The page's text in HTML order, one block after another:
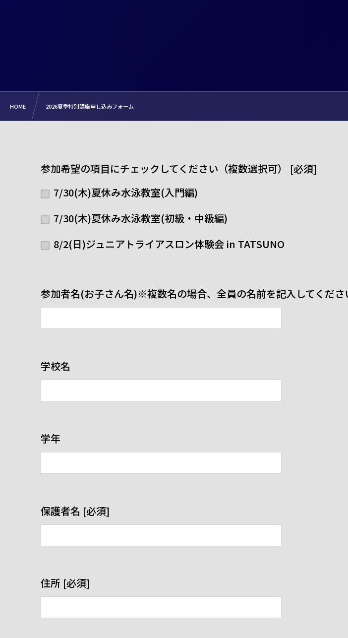
HOME 2026夏季特別講座申し込みフォーム
参加希望の項目にチェックしてください（複数選択可） [必須]
7/30(木)夏休み水泳教室(入門編)
7/30(木)夏休み水泳教室(初級・中級編)
8/2(日)ジュニアトライアスロン体験会 in TATSUNO
参加者名(お子さん名)※複数名の場合、全員の名前を記入してくだ
学校名
学年
保護者名 [必須]
住所 [必須]